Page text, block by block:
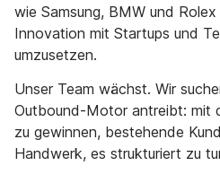
wie Samsung, BMW und
Innovation mit Startups und
umzusetzen.
Unser Team wächst. Wir
Outbound-Motor antreibt: mit
zu gewinnen, bestehende
Handwerk, es strukturiert zu